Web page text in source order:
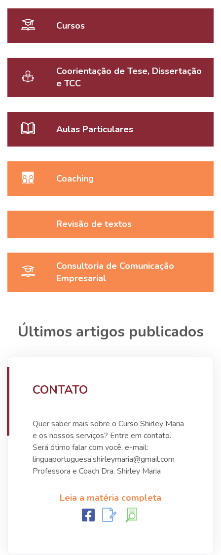
Cursos
Coorientação de Tese, Dissertação
e TCC
Aulas Particulares
Coaching
Revisão de textos
Consultoria de Comunicação
Empresarial
Últimos artigos publicados
CONTATO
Quer saber mais sobre o Curso Shirley Maria
e os nossos serviços? Entre em contato.
Será ótimo falar com você. e-mail:
linguaportuguesa.shirleymaria@gmail.com
Professora e Coach Dra. Shirley Maria
Leia a matéria completa